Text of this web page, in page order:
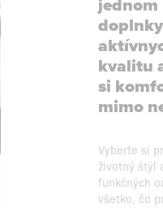
jednom
kvalitu
si
mimo
Vyberte si
životný štýl
funkčných
všetko, čo